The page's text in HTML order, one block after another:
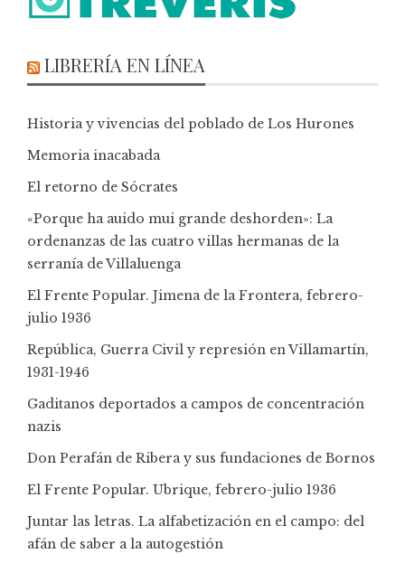
LIBRERÍA EN LÍNEA
Historia y vivencias del poblado de Los Hurones
Memoria inacabada
El retorno de Sócrates
«Porque ha auido mui grande deshorden»: La
ordenanzas de las cuatro villas hermanas de la
serranía de Villaluenga
El Frente Popular. Jimena de la Frontera, febrero-
julio 1936
República, Guerra Civil y represión en Villamartín,
1931-1946
Gaditanos deportados a campos de concentración
nazis
Don Perafán de Ribera y sus fundaciones de Bornos
El Frente Popular. Ubrique, febrero-julio 1936
Juntar las letras. La alfabetización en el campo: del
afán de saber a la autogestión